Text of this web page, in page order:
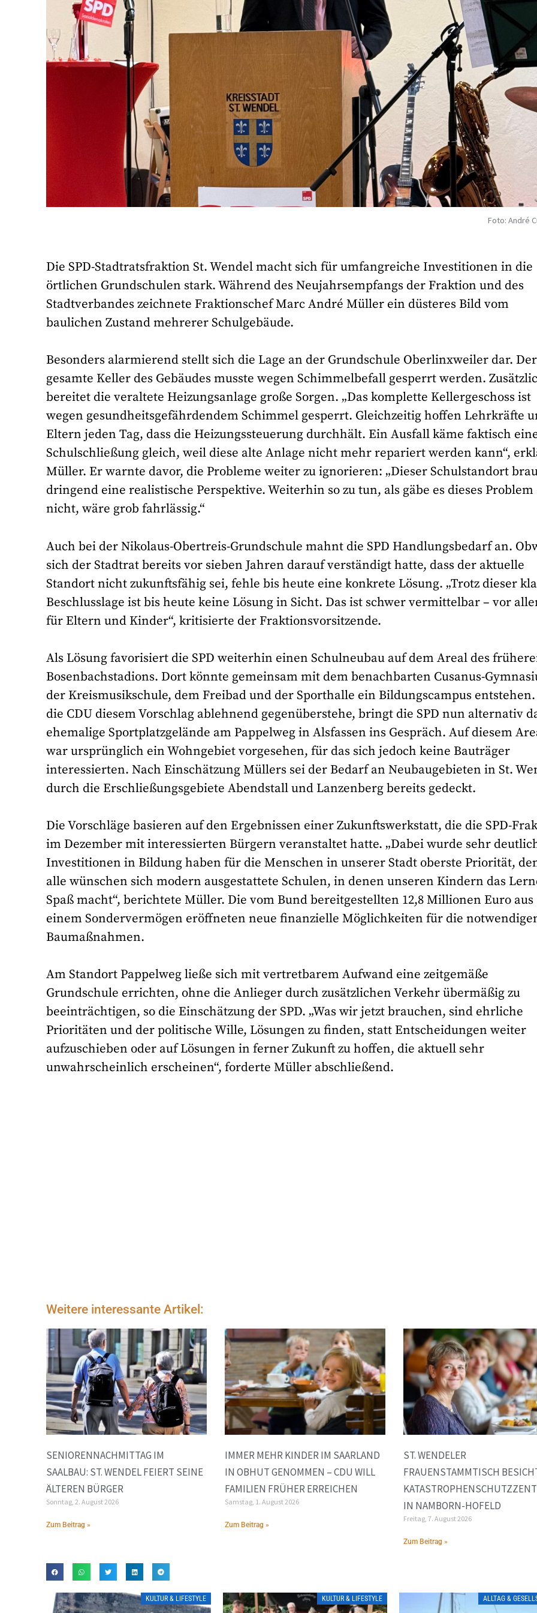
Foto: André
Die SPD-Stadtratsfraktion St. Wendel macht sich für umfangreiche Investitionen in die
örtlichen Grundschulen stark. Während des Neujahrsempfangs der Fraktion und des
Stadtverbandes zeichnete Fraktionschef Marc André Müller ein düsteres Bild vom
baulichen Zustand mehrerer Schulgebäude.
Besonders alarmierend stellt sich die Lage an der Grundschule Oberlinxweiler dar. Der
gesamte Keller des Gebäudes musste wegen Schimmelbefall gesperrt werden.
bereitet die veraltete Heizungsanlage große Sorgen. „Das komplette Kellergeschoss ist
wegen gesundheitsgefährdendem Schimmel gesperrt. Gleichzeitig hoffen Lehrkräfte
Eltern jeden Tag, dass die Heizungssteuerung durchhält. Ein Ausfall käme faktisch
Schulschließung gleich, weil diese alte Anlage nicht mehr repariert werden kann“,
Müller. Er warnte davor, die Probleme weiter zu ignorieren: „Dieser Schulstandort
dringend eine realistische Perspektive. Weiterhin so zu tun, als gäbe es dieses Problem
nicht, wäre grob fahrlässig.“
Auch bei der Nikolaus-Obertreis-Grundschule mahnt die SPD Handlungsbedarf an.
sich der Stadtrat bereits vor sieben Jahren darauf verständigt hatte, dass der aktuelle
Standort nicht zukunftsfähig sei, fehle bis heute eine konkrete Lösung. „Trotz dieser
Beschlusslage ist bis heute keine Lösung in Sicht. Das ist schwer vermittelbar – vor
für Eltern und Kinder“, kritisierte der Fraktionsvorsitzende.
Als Lösung favorisiert die SPD weiterhin einen Schulneubau auf dem Areal des
Bosenbachstadions. Dort könnte gemeinsam mit dem benachbarten Cusanus-
der Kreismusikschule, dem Freibad und der Sporthalle ein Bildungscampus entstehen.
die CDU diesem Vorschlag ablehnend gegenüberstehe, bringt die SPD nun alternativ
ehemalige Sportplatzgelände am Pappelweg in Alsfassen ins Gespräch. Auf diesem
war ursprünglich ein Wohngebiet vorgesehen, für das sich jedoch keine Bauträger
interessierten. Nach Einschätzung Müllers sei der Bedarf an Neubaugebieten in St.
durch die Erschließungsgebiete Abendstall und Lanzenberg bereits gedeckt.
Die Vorschläge basieren auf den Ergebnissen einer Zukunftswerkstatt, die die SPD-
im Dezember mit interessierten Bürgern veranstaltet hatte. „Dabei wurde sehr
Investitionen in Bildung haben für die Menschen in unserer Stadt oberste Priorität,
alle wünschen sich modern ausgestattete Schulen, in denen unseren Kindern das
Spaß macht“, berichtete Müller. Die vom Bund bereitgestellten 12,8 Millionen Euro aus
einem Sondervermögen eröffneten neue finanzielle Möglichkeiten für die
Baumaßnahmen.
Am Standort Pappelweg ließe sich mit vertretbarem Aufwand eine zeitgemäße
Grundschule errichten, ohne die Anlieger durch zusätzlichen Verkehr übermäßig zu
beeinträchtigen, so die Einschätzung der SPD. „Was wir jetzt brauchen, sind ehrliche
Prioritäten und der politische Wille, Lösungen zu finden, statt Entscheidungen weiter
aufzuschieben oder auf Lösungen in ferner Zukunft zu hoffen, die aktuell sehr
unwahrscheinlich erscheinen“, forderte Müller abschließend.
Weitere interessante Artikel:
SENIORENNACHMITTAG IM
SAALBAU: ST. WENDEL FEIERT SEINE
ÄLTEREN BÜRGER
Sonntag, 2. August 2026
Zum Beitrag »
IMMER MEHR KINDER IM SAARLAND
IN OBHUT GENOMMEN – CDU WILL
FAMILIEN FRÜHER ERREICHEN
Samstag, 1. August 2026
Zum Beitrag »
ST. WENDELER
FRAUENSTAMMTISCH
IN NAMBORN-HOFELD
Freitag, 7. August 2026
Zum Beitrag »
KULTUR & LIFESTYLE KULTUR & LIFESTYLE ALLTAG &